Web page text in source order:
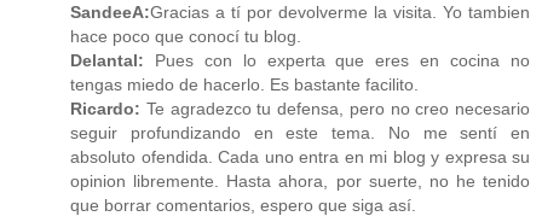
SandeeA:Gracias a tí por devolverme la visita. Yo tambien
hace poco que conocí tu blog.
Delantal: Pues con lo experta que eres en cocina no
tengas miedo de hacerlo. Es bastante facilito.
Ricardo: Te agradezco tu defensa, pero no creo necesario
seguir profundizando en este tema. No me sentí en
absoluto ofendida. Cada uno entra en mi blog y expresa su
opinion libremente. Hasta ahora, por suerte, no he tenido
que borrar comentarios, espero que siga así.